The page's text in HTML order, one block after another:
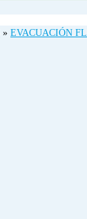
» EVACUACIÓN